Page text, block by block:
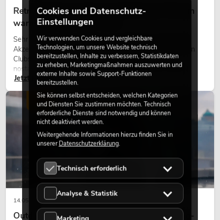
Retro-Licht im modernen Lichtdesign: Warum
warmes Licht wieder wirkt
Sehr warmes Licht, sichtbare Leuchtflächen und farbige
Akzente prägen viele aktuelle Lichtdesigns auf Bühnen, in
Clubs und bei Events. Retro-Licht ist dabei kein rein
nostalgischer Effekt, sondern ein bewusst eingesetztes
Gestaltungsmittel: Es schafft Atmosphäre, gibt Szenen
Charakter und kann technische LED-Setups emotionaler
wirken lassen.
Jetzt lesen
14.05.2026
Outdoor Moving-Heads: Wetterfeste Moving-
LICHT
Cookies und Datenschutz-
Einstellungen
Wir verwenden Cookies und vergleichbare
Technologien, um unsere Website technisch
bereitzustellen, Inhalte zu verbessern, Statistikdaten
zu erheben, Marketingmaßnahmen auszuwerten und
externe Inhalte sowie Support-Funktionen
bereitzustellen.
Sie können selbst entscheiden, welchen Kategorien
und Diensten Sie zustimmen möchten. Technisch
erforderliche Dienste sind notwendig und können
nicht deaktiviert werden.
Weitergehende Informationen hierzu finden Sie in
unsererDatenschutzerklärung.
Technisch erforderlich
Analyse & Statistik